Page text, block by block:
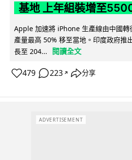
基地 上年組裝增至
Apple 加速將 iPhone 生產線由中國轉
產量最高 50% 移至當地。印度政府推
長至 204...
閱讀全文
479 223 ↗ 分享
ADVERTISEMENT